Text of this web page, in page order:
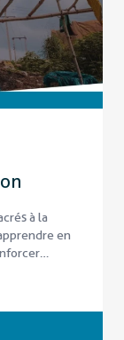
à la
en
I